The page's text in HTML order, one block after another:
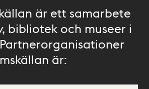
är ett samarbete
bibliotek och museer i
är: